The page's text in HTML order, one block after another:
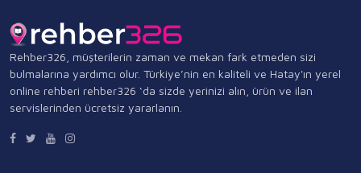
Rehber326, müşterilerin zaman ve mekan fark etmeden sizi
bulmalarına yardımcı olur. Türkiye’nin en kaliteli ve Hatay'ın yerel
online rehberi rehber326 ‘da sizde yerinizi alın, ürün ve ilan
servislerinden ücretsiz yararlanın.